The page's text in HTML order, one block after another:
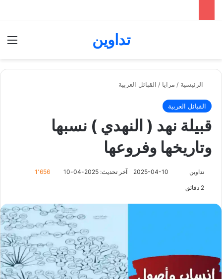
تداوين
الرئيسية / مرايا / القبائل العربية
القبائل العربية
قبيلة نهد ( النهدي ) نسبها
وتاريخها وفروعها
تداوين 2025-04-10 آخر تحديث: 2025-04-10 1٬656